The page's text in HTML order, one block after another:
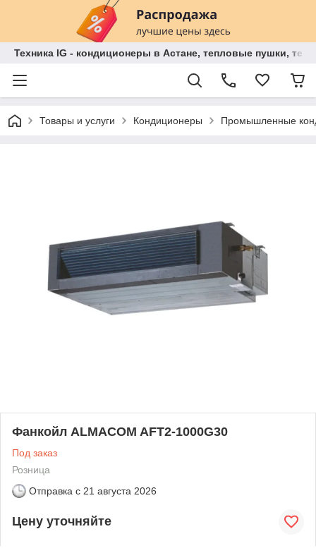
Техника IG - кондиционеры в Астане, тепловые пушки,
Товары и услуги Кондиционеры Промышленные
Фанкойл ALMACOM AFT2-1000G30
Под заказ
Розница
Отправка с 21 августа 2026
Цену уточняйте